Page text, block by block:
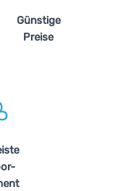
Günstige
Preise